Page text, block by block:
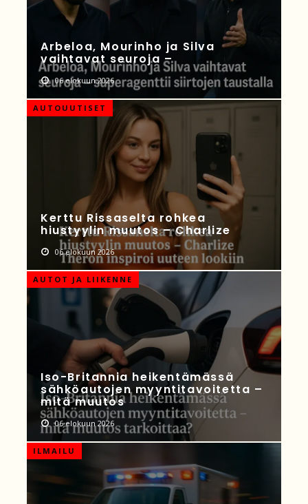
Arbeloa, Mourinho ja Silva
vaihtavat seuroja –
06 elokuun 2026
AUTOUUTISET
Kerttu Rissaselta rohkea
hiustyylin muutos – Charlize
06 elokuun 2026
AUTOT JA LIIKENNE
Iso-Britannia heikentämässä
sähköautojen myyntitavoitetta –
mitä muutos
06 elokuun 2026
ILMAILU